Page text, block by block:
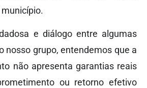
e diálogo entre algumas
nosso grupo, entendemos que a
não apresenta garantias reais
ou retorno efetivo